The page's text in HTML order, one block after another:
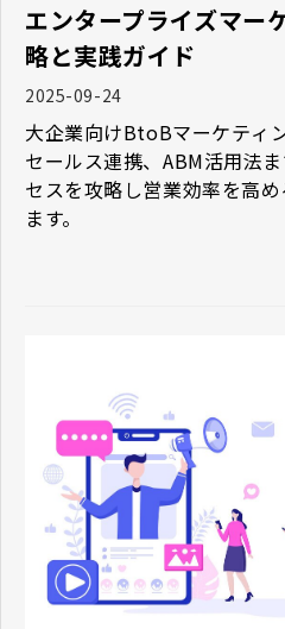
エンタープライズマー
略と実践ガイド
2025-09-24
大企業向けBtoBマーケティ
セールス連携、ABM活用法
セスを攻略し営業効率を高
ます。